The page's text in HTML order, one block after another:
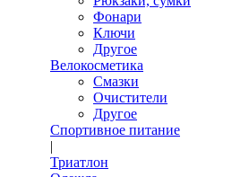
Фонари
Ключи
Другое
Велокосметика
Смазки
Очистители
Другое
Спортивное питание
|
Триатлон